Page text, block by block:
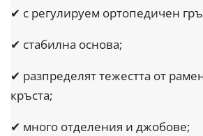
✔ с регулируем ортопедичен
✔ стабилна основа;
✔ разпределят тежестта от
кръста;
✔ много отделения и джобове;